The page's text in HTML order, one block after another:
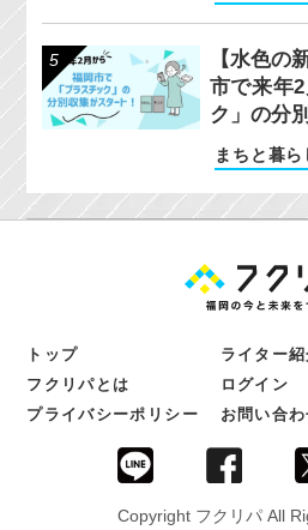
【水色の
市で来年
ク」の分
まちと暮ら
トップ ライター紹
フクリパとは
ログイン
プライバシーポリシー
お問い合わ
Copyright フクリパ All